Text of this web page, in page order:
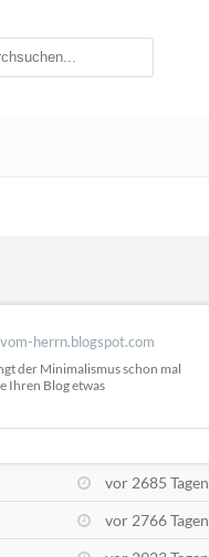
herrn.blogspot.com
der Minimalismus schon mal
Ihren Blog etwas
vor 2685 Tagen
vor 2766 Tagen